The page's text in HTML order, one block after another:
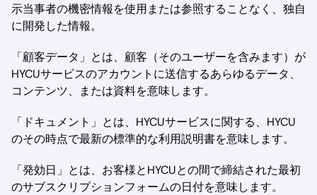
示当事者の機密情報を使用または参照することなく、独自
に開発した情報。
「顧客データ」とは、顧客（そのユーザーを含みます）が
HYCUサービスのアカウントに送信するあらゆるデータ、
コンテンツ、または資料を意味します。
「ドキュメント」とは、HYCUサービスに関する、HYCU
のその時点で最新の標準的な利用説明書を意味します。
「発効日」とは、お客様とHYCUとの間で締結された最初
のサブスクリプションフォームの日付を意味します。